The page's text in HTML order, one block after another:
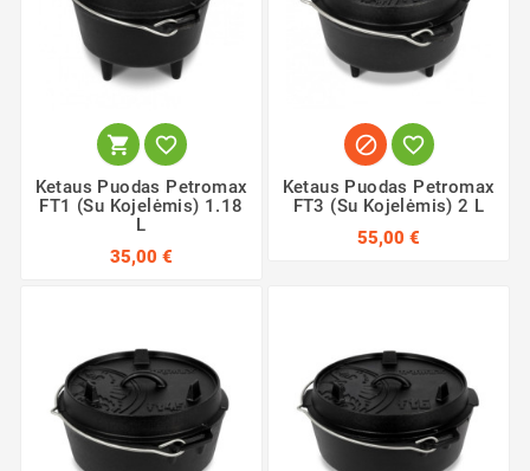
 
Ketaus Puodas Petromax
FT1 (su Kojelėmis) 1.18
L
35,00 €
 
Ketaus Puodas Petromax
FT3 (su Kojelėmis) 2 L
55,00 €